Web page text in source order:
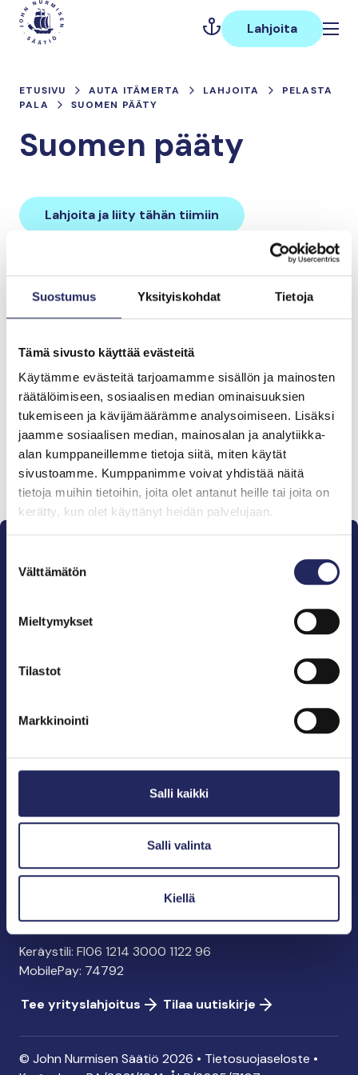
Suostumus Yksityiskohdat Tietoja
Tämä sivusto käyttää evästeitä
Käytämme evästeitä tarjoamamme sisällön ja mainosten
räätälöimiseen, sosiaalisen median ominaisuuksien
tukemiseen ja kävijämäärämme analysoimiseen. Lisäksi
jaamme sosiaalisen median, mainosalan ja analytiikka-
alan kumppaneillemme tietoja siitä, miten käytät
sivustoamme. Kumppanimme voivat yhdistää näitä
tietoja muihin tietoihin, joita olet antanut heille tai joita on
kerätty, kun olet käyttänyt heidän palvelujaan.
valinta
Välttämätön
Mieltymykset
Tilastot
Markkinointi
Salli kaikki
Salli valinta
Kiellä
Hyppää
sisältöön
Päävalikko
Lahjoita
ETUSIVU AUTA ITÄMERTA LAHJOITA
PELASTA
PALA
SUOMEN PÄÄTY
Suomen pääty
Lahjoita ja liity tähän tiimiin
Tiimin lahjoitukset yhteensä:
Tiimille tehdyt
lahjoitukset
Lahjoita ja liity tähän tiimiin
Pelastamme Itämeren ja sen perinnön tuleville
John Nurmisen Säätiö on Itämeren suojelija, meren
info@jnfoundation.fi
Kaikki yhteystiedot
Tee lahjoitus
Keräystili: FI06 1214 3000 1122 96
MobilePay: 74792
Tee yrityslahjoitus
Tilaa uutiskirje
© John Nurmisen Säätiö 2026 • Tietosuojaseloste •